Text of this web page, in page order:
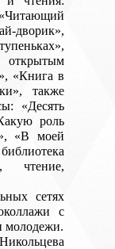
«Читающий
дворик»,
«Книга в
также
«Десять
роль
«В моей
чтение,
сетях
с
молодежи.